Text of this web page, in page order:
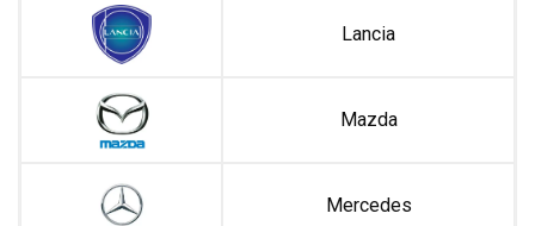
Lancia
Mazda
Mercedes